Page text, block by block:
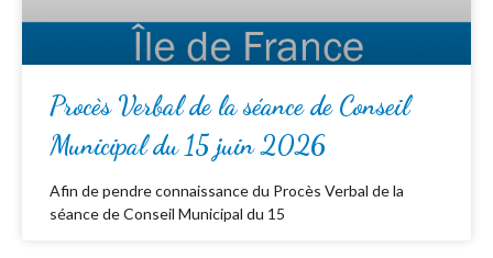
Procès Verbal de la séance de Conseil
Municipal du 15 juin 2026
Afin de pendre connaissance du Procès Verbal de la
séance de Conseil Municipal du 15